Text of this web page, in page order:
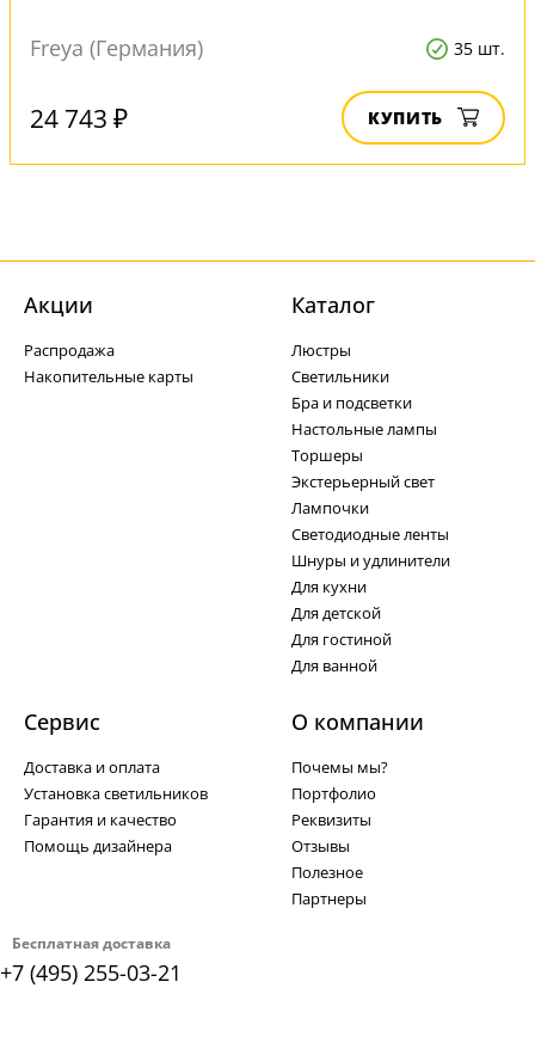
Freya (Германия) 35 шт.
24 743 ₽ КУПИТЬ
Бесплатная доставка
+7 (495) 255-03-21
Акции
Распродажа
Накопительные карты
Каталог
Люстры
Светильники
Бра и подсветки
Настольные лампы
Торшеры
Экстерьерный свет
Лампочки
Светодиодные ленты
Шнуры и удлинители
Для кухни
Для детской
Для гостиной
Для ванной
Сервис
Доставка и оплата
Установка светильников
Гарантия и качество
Помощь дизайнера
О компании
Почемы мы?
Портфолио
Реквизиты
Отзывы
Полезное
Партнеры